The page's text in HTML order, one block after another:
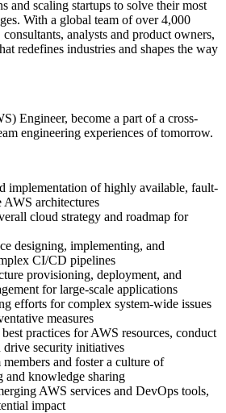
and scaling startups to solve their most
With a global team of over 4,000
analysts and product owners,
redefines industries and shapes the way
Engineer, become a part of a cross-
engineering experiences of tomorrow.
implementation of highly available, fault-
AWS architectures
cloud strategy and roadmap for
designing, implementing, and
CI/CD pipelines
provisioning, deployment, and
for large-scale applications
efforts for complex system-wide issues
measures
practices for AWS resources, conduct
drive security initiatives
and foster a culture of
and knowledge sharing
AWS services and DevOps tools,
impact